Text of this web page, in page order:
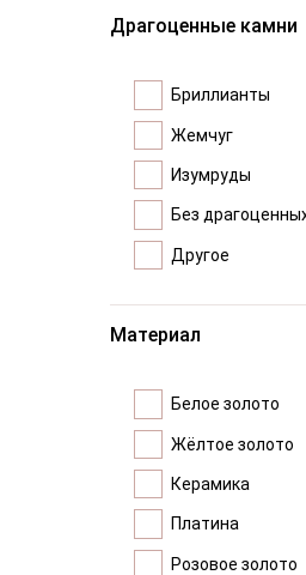
Драгоценные камни
Бриллианты
Жемчуг
Изумруды
Без
Другое
Материал
Белое золото
Жёлтое золото
Керамика
Платина
Розовое золото